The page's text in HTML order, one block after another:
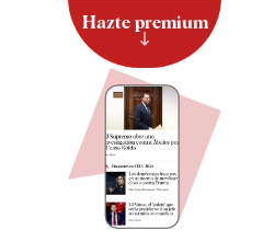
Hazte premium